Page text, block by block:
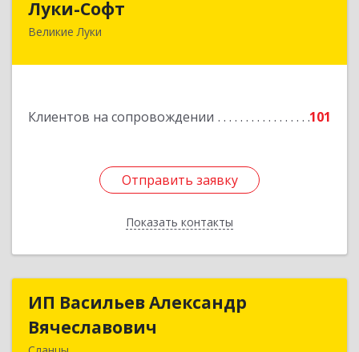
Луки-Софт
Великие Луки
Клиентов на сопровождении 101
Отправить заявку
Показать контакты
182113, Псковская обл, Великие Луки г,
Отправить заявку
Назад
ИП Васильев Александр
Вячеславович
ИП Васильев Александр